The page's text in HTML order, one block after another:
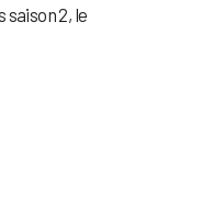
saison 2, le